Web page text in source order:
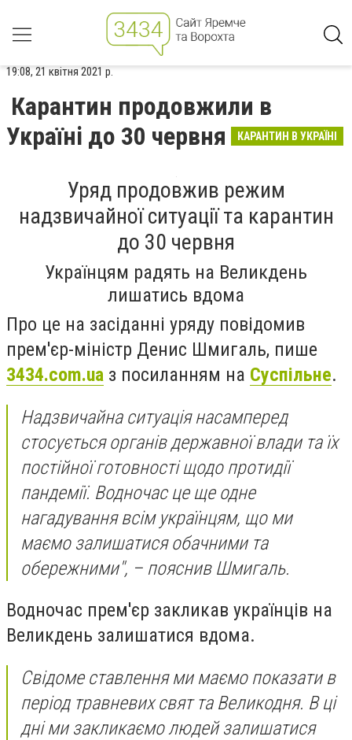
19:08, 21 квітня 2021 р.
Карантин продовжили в
Україні до 30 червня
КАРАНТИН В УКРАЇНІ
Уряд продовжив режим
надзвичайної ситуації та карантин
до 30 червня
Українцям радять на Великдень
лишатись вдома
Про це на засіданні уряду повідомив
прем'єр-міністр Денис Шмигаль, пише
3434.com.ua з посиланням на Суспільне.
Надзвичайна ситуація насамперед
стосується органів державної влади та їх
постійної готовності щодо протидії
пандемії. Водночас це ще одне
нагадування всім українцям, що ми
маємо залишатися обачними та
обережними", – пояснив Шмигаль.
Водночас прем'єр закликав українців на
Великдень залишатися вдома.
Свідоме ставлення ми маємо показати в
період травневих свят та Великодня. В ці
дні ми закликаємо людей залишатися